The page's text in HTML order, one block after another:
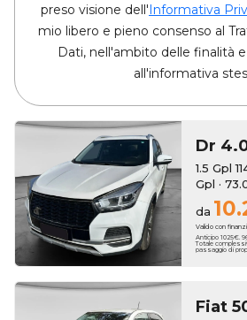
preso visione dell'Informativa
mio libero e pieno consenso al
Dati, nell'ambito delle finalità
all'informativa
Dr
1.5 Gpl
Gpl ·
da
Valido con
Anticipo 1025€.
Totale
passaggio di
Fiat